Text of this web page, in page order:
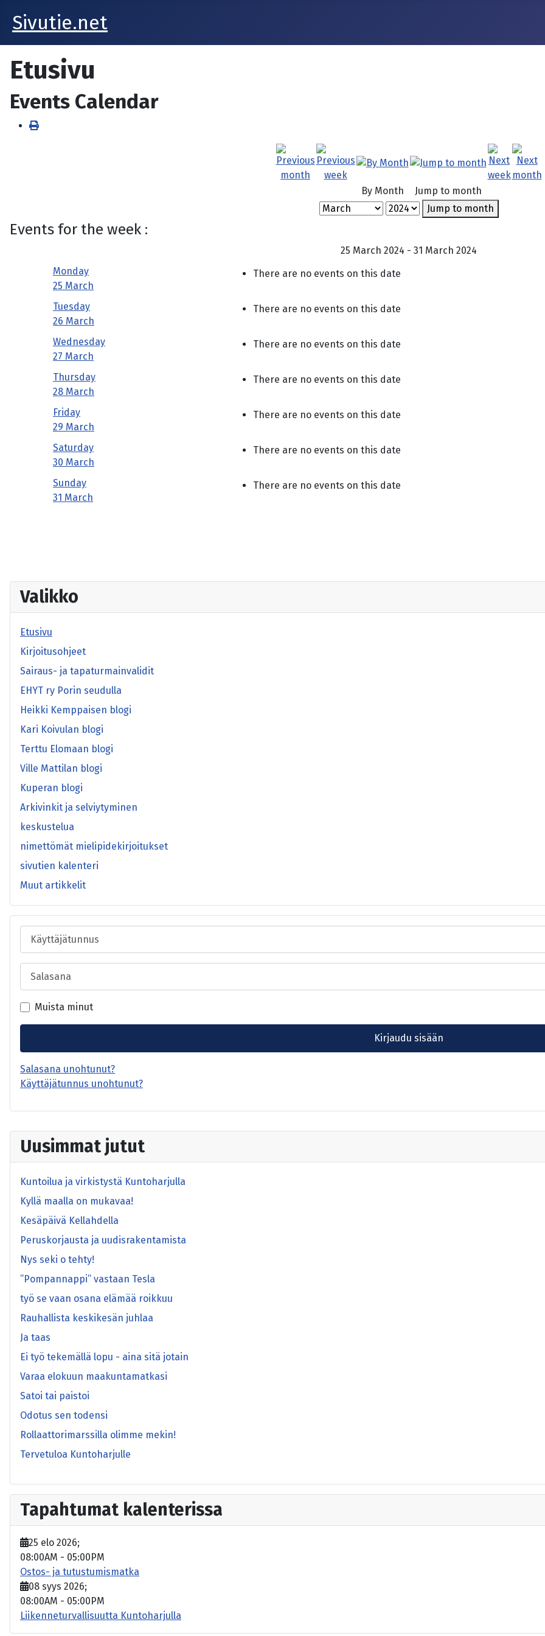
Sivutie.net
Uusimmat jutut
Kuntoilua ja virkistystä Kuntoharjulla
Kyllä maalla on mukavaa!
Kesäpäivä Kellahdella
Peruskorjausta ja uudisrakentamista
Nys seki o tehty!
”Pompannappi” vastaan Tesla
työ se vaan osana elämää roikkuu
Rauhallista keskikesän juhlaa
Ja taas
Ei työ tekemällä lopu - aina sitä jotain
Varaa elokuun maakuntamatkasi
Satoi tai paistoi
Odotus sen todensi
Rollaattorimarssilla olimme mekin!
Tervetuloa Kuntoharjulle
Tapahtumat kalenterissa
25 elo 2026;
08:00AM - 05:00PM
Ostos- ja tutustumismatka
08 syys 2026;
08:00AM - 05:00PM
Liikenneturvallisuutta Kuntoharjulla
Etusivu
Events Calendar
By Month
Jump to month
Jump to month
Events for the week :
25 March 2024 - 31 March 2024
Monday
25 March
There are no events on this date
Tuesday
26 March
There are no events on this date
Wednesday
27 March
There are no events on this date
Thursday
28 March
There are no events on this date
Friday
29 March
There are no events on this date
Saturday
30 March
There are no events on this date
Sunday
31 March
There are no events on this date
Valikko
Etusivu
Kirjoitusohjeet
Sairaus- ja tapaturmainvalidit
EHYT ry Porin seudulla
Heikki Kemppaisen blogi
Kari Koivulan blogi
Terttu Elomaan blogi
Ville Mattilan blogi
Kuperan blogi
Arkivinkit ja selviytyminen
keskustelua
nimettömät mielipidekirjoitukset
sivutien kalenteri
Muut artikkelit
Käyttäjätunnus
Salasana
Muista minut
Kirjaudu sisään
Salasana unohtunut?
Käyttäjätunnus unohtunut?